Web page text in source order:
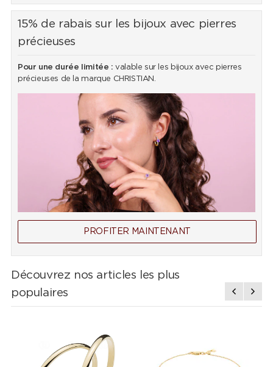
15% de rabais sur les bijoux avec pierres
précieuses
Pour une durée limitée : valable sur les bijoux avec pierres
précieuses de la marque CHRISTIAN.
PROFITER MAINTENANT
Découvrez nos articles les plus
populaires